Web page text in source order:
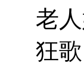
老
狂